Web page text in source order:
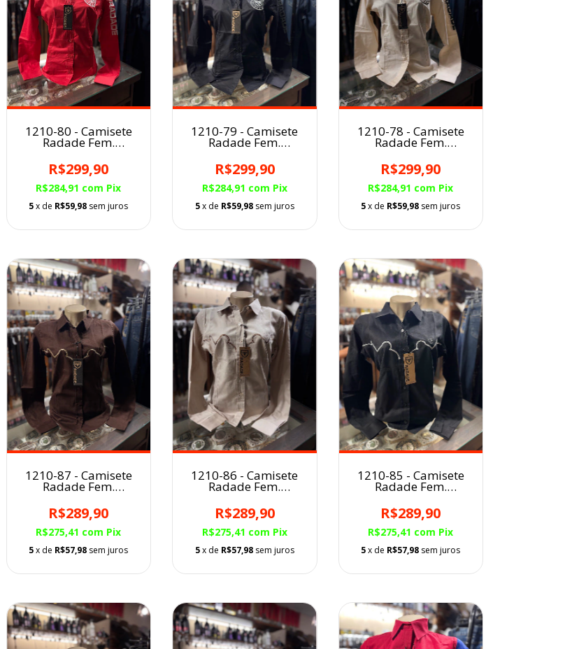
1210-80 - Camisete
Radade Fem.
R$299,90
R$284,91 com Pix
5x de R$59,98 sem juros
1210-79 - Camisete
Radade Fem.
R$299,90
R$284,91 com Pix
5x de R$59,98 sem juros
1210-78 - Camisete
Radade Fem.
R$299,90
R$284,91 com Pix
5x de R$59,98 sem juros
1210-87 - Camisete
Radade Fem.
R$289,90
R$275,41 com Pix
5x de R$57,98 sem juros
1210-86 - Camisete
Radade Fem.
R$289,90
R$275,41 com Pix
5x de R$57,98 sem juros
1210-85 - Camisete
Radade Fem.
R$289,90
R$275,41 com Pix
5x de R$57,98 sem juros